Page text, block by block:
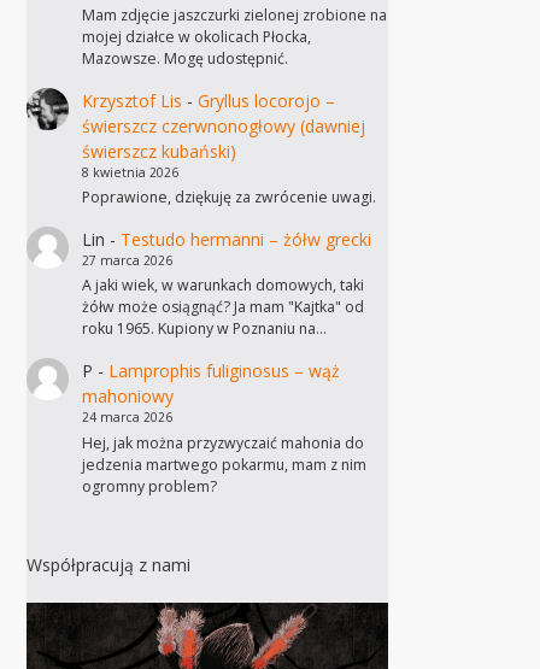
Mam zdjęcie jaszczurki zielonej zrobione na
mojej działce w okolicach Płocka,
Mazowsze. Mogę udostępnić.
Krzysztof Lis - Gryllus locorojo –
świerszcz czerwnonogłowy (dawniej
świerszcz kubański)
8 kwietnia 2026
Poprawione, dziękuję za zwrócenie uwagi.
Lin - Testudo hermanni – żółw grecki
27 marca 2026
A jaki wiek, w warunkach domowych, taki
żółw może osiągnąć? Ja mam "Kajtka" od
roku 1965. Kupiony w Poznaniu na…
P - Lamprophis fuliginosus – wąż
mahoniowy
24 marca 2026
Hej, jak można przyzwyczaić mahonia do
jedzenia martwego pokarmu, mam z nim
ogromny problem?
Współpracują z nami